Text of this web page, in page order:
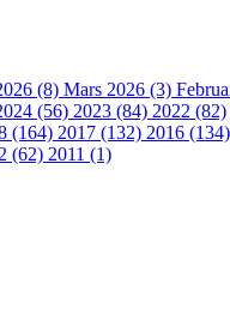
(8) Mars 2026 (3)
(56) 2023 (84) 2022 (82)
(164) 2017 (132) 2016 (134)
(62) 2011 (1)